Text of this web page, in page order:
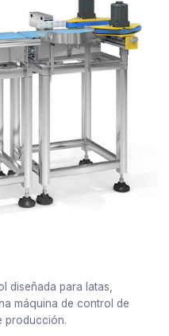
diseñada para latas,
máquina de control de
producción.